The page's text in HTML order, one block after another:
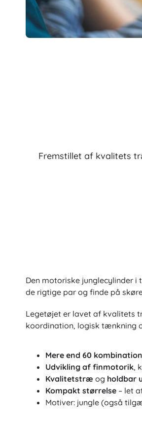
Fremstillet af kvalitets
Den motoriske junglecylinder
de rigtige par og finde på
Legetøjet er lavet af kvalitets
koordination, logisk tænkning
Mere end 60
Udvikling af finmotorik,
Kvalitetstræ og holdbar
Kompakt størrelse – let
Motiver: jungle (også